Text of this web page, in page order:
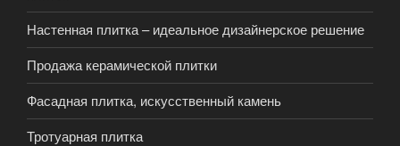
Настенная плитка – идеальное дизайнерское решение
Продажа керамической плитки
Фасадная плитка, искусственный камень
Тротуарная плитка